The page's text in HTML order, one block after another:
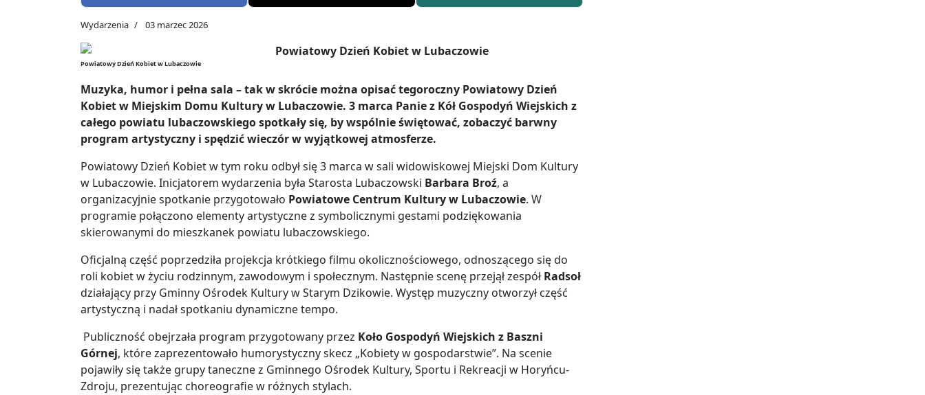
Wydarzenia 03 marzec 2026
Powiatowy Dzień Kobiet w Lubaczowie
Muzyka, humor i pełna sala – tak w skrócie można opisać tegoroczny Powiatowy Dzień
Kobiet w Miejskim Domu Kultury w Lubaczowie. 3 marca Panie z Kół Gospodyń Wiejskich z
całego powiatu lubaczowskiego spotkały się, by wspólnie świętować, zobaczyć barwny
program artystyczny i spędzić wieczór w wyjątkowej atmosferze.
Powiatowy Dzień Kobiet w tym roku odbył się 3 marca w sali widowiskowej Miejski Dom Kultury
w Lubaczowie. Inicjatorem wydarzenia była Starosta Lubaczowski Barbara Broź, a
organizacyjnie spotkanie przygotowało Powiatowe Centrum Kultury w Lubaczowie. W
programie połączono elementy artystyczne z symbolicznymi gestami podziękowania
skierowanymi do mieszkanek powiatu lubaczowskiego.
Oficjalną część poprzedziła projekcja krótkiego filmu okolicznościowego, odnoszącego się do
roli kobiet w życiu rodzinnym, zawodowym i społecznym. Następnie scenę przejął zespół Radsoł
działający przy Gminny Ośrodek Kultury w Starym Dzikowie. Występ muzyczny otworzył część
artystyczną i nadał spotkaniu dynamiczne tempo.
Publiczność obejrzała program przygotowany przez Koło Gospodyń Wiejskich z Baszni
Górnej, które zaprezentowało humorystyczny skecz „Kobiety w gospodarstwie”. Na scenie
pojawiły się także grupy taneczne z Gminnego Ośrodek Kultury, Sportu i Rekreacji w Horyńcu-
Zdroju, prezentując choreografie w różnych stylach.